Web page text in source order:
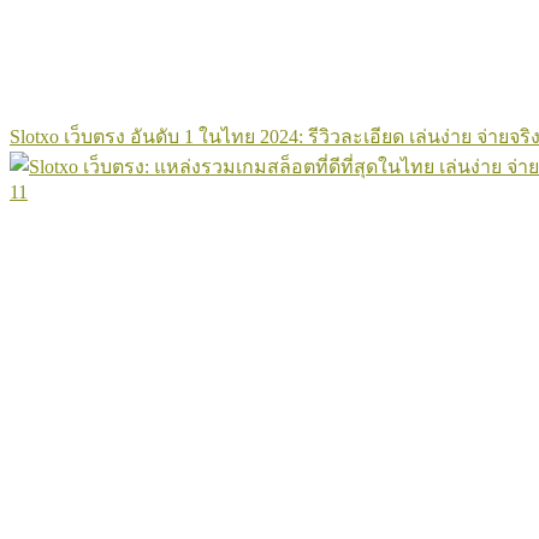
Slotxo เว็บตรง อันดับ 1 ในไทย 2024: รีวิวละเอียด เล่นง่าย จ่ายจริ
11